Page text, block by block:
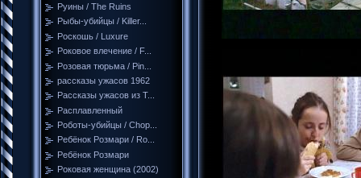
Руины / The Ruins
Рыбы-убийцы / Killer...
Роскошь / Luxure
Роковое влечение / F...
Розовая тюрьма / Pin...
рассказы ужасов 1962
Рассказы ужасов из Т...
Расплавленный
Роботы-убийцы / Chop...
Ребёнок Розмари / Ro...
Ребёнок Розмари
Роковая женщина (2002)